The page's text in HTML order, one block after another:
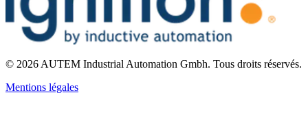
© 2026 AUTEM Industrial Automation Gmbh. Tous droits réservés.
Mentions légales